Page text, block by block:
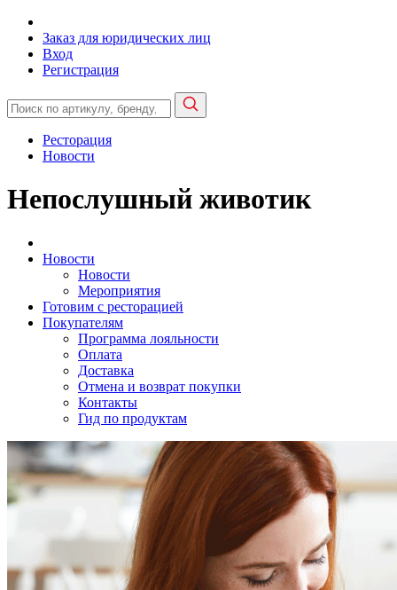
Заказ для юридических лиц
Вход
Регистрация
Ресторация
Новости
Непослушный животик
Новости
Новости
Мероприятия
Готовим с ресторацией
Покупателям
Программа лояльности
Оплата
Доставка
Отмена и возврат покупки
Контакты
Гид по продуктам